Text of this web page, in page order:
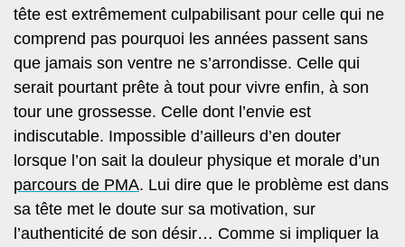
tête est extrêmement culpabilisant pour celle qui ne
comprend pas pourquoi les années passent sans
que jamais son ventre ne s’arrondisse. Celle qui
serait pourtant prête à tout pour vivre enfin, à son
tour une grossesse. Celle dont l’envie est
indiscutable. Impossible d’ailleurs d’en douter
lorsque l’on sait la douleur physique et morale d’un
parcours de PMA. Lui dire que le problème est dans
sa tête met le doute sur sa motivation, sur
l’authenticité de son désir… Comme si impliquer la